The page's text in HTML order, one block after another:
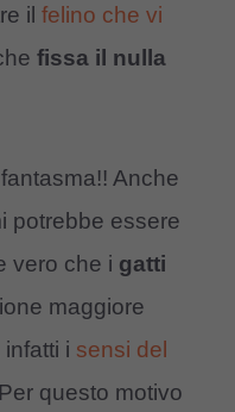
il felino che vi
fissa il nulla
Anche
potrebbe essere
vero che i gatti
maggiore
i sensi del
Per questo motivo